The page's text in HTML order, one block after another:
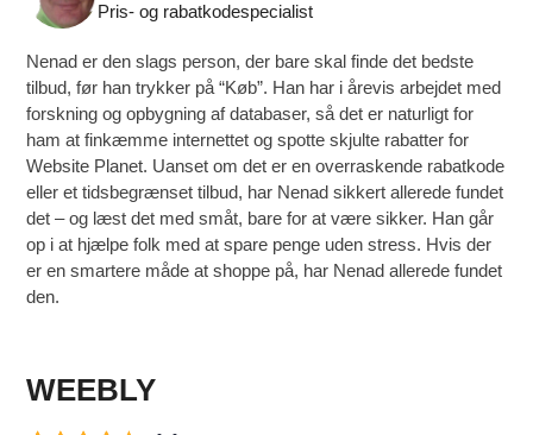
Pris- og rabatkodespecialist
Nenad er den slags person, der bare skal finde det bedste
tilbud, før han trykker på “Køb”. Han har i årevis arbejdet med
forskning og opbygning af databaser, så det er naturligt for
ham at finkæmme internettet og spotte skjulte rabatter for
Website Planet. Uanset om det er en overraskende rabatkode
eller et tidsbegrænset tilbud, har Nenad sikkert allerede fundet
det – og læst det med småt, bare for at være sikker. Han går
op i at hjælpe folk med at spare penge uden stress. Hvis der
er en smartere måde at shoppe på, har Nenad allerede fundet
den.
WEEBLY